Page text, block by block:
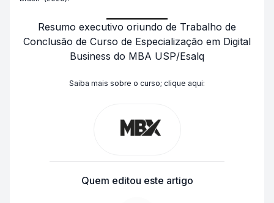
Resumo executivo oriundo de Trabalho de
Conclusão de Curso de Especialização em Digital
Business do MBA USP/Esalq
Saiba mais sobre o curso; clique aqui:
Quem editou este artigo